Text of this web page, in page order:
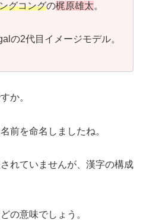
グコングの梶原雄太。
の2代目イメージモデル。
か。
前を命名しましたね。
れていませんが、漢字の構成
の意味でしょう。